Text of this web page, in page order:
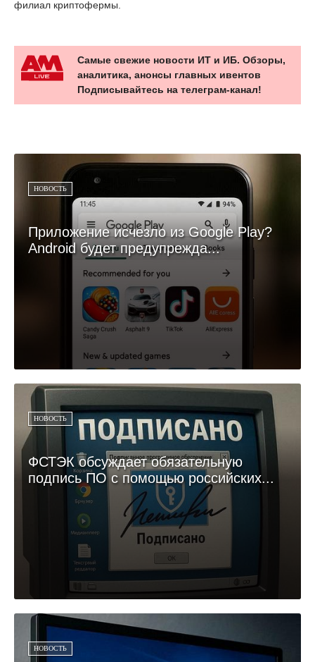
филиал криптофермы.
Самые свежие новости ИТ и ИБ. Обзоры,
аналитика, анонсы главных ивентов
Подписывайтесь на телеграм-канал!
НОВОСТЬ
Приложение исчезло из Google Play?
Android будет предупрежда...
НОВОСТЬ
ФСТЭК обсуждает обязательную
подпись ПО с помощью российских...
НОВОСТЬ